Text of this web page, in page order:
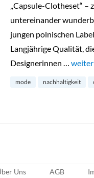
„Capsule-Clotheset“ –
untereinander
jungen polnischen
Langjährige Qualität,
Designerinnen …
mode nachhaltigkeit
Uns AGB